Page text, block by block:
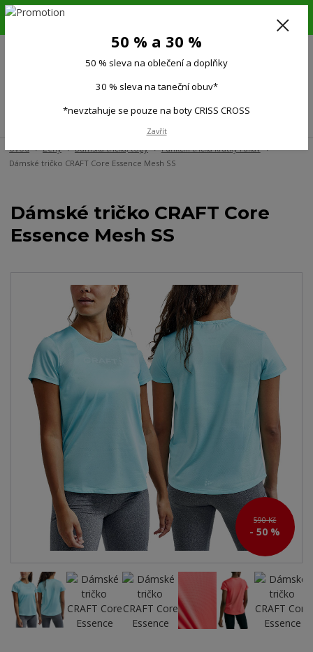
6.-16.8.26. DOVOLENÁ !!! 50 % SLEVA na všechno oblečení a doplňky !!!
(Po-Pá 9:00-15.00)
Úvod Ženy Dámská trička, topy
Funkční trička krátký rukáv
Dámské tričko CRAFT Core Essence Mesh SS
Dámské tričko CRAFT Core
Essence Mesh SS
590 Kč
- 50 %
50 % a 30 %
50 % sleva na oblečení a doplňky
30 % sleva na taneční obuv*
*nevztahuje se pouze na boty CRISS CROSS
Zavřít